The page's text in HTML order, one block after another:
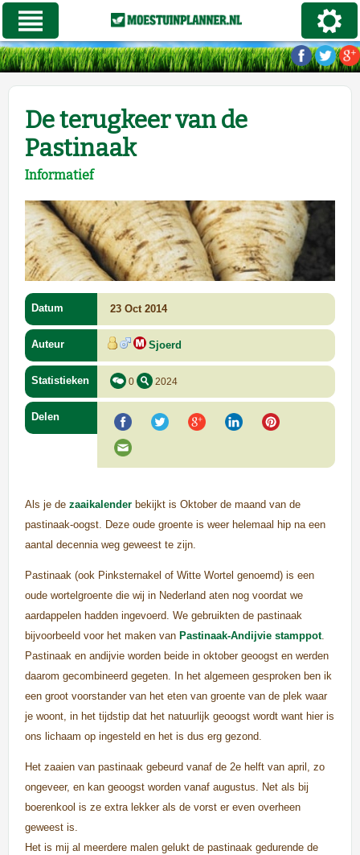
De terugkeer van de
Pastinaak
Informatief
Datum 23 Oct 2014
Auteur Sjoerd
Statistieken 0 2024
Delen
Als je de zaaikalender bekijkt is Oktober de maand van de
pastinaak-oogst. Deze oude groente is weer helemaal hip na een
aantal decennia weg geweest te zijn.
Pastinaak (ook Pinksternakel of Witte Wortel genoemd) is een
oude wortelgroente die wij in Nederland aten nog voordat we
aardappelen hadden ingevoerd. We gebruikten de pastinaak
bijvoorbeeld voor het maken van Pastinaak-Andijvie stamppot.
Pastinaak en andijvie worden beide in oktober geoogst en werden
daarom gecombineerd gegeten. In het algemeen gesproken ben ik
een groot voorstander van het eten van groente van de plek waar
je woont, in het tijdstip dat het natuurlijk geoogst wordt want hier is
ons lichaam op ingesteld en het is dus erg gezond.
Het zaaien van pastinaak gebeurd vanaf de 2e helft van april, zo
ongeveer, en kan geoogst worden vanaf augustus. Net als bij
boerenkool is ze extra lekker als de vorst er even overheen
geweest is.
Het is mij al meerdere malen gelukt de pastinaak gedurende de